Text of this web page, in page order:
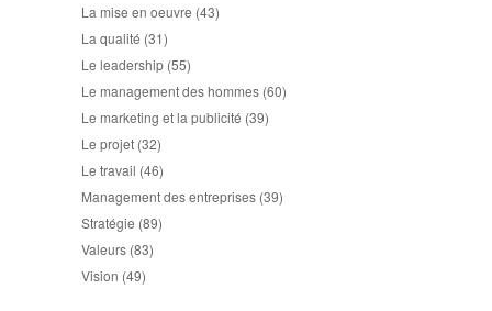
La mise en oeuvre (43)
La qualité (31)
Le leadership (55)
Le management des hommes (60)
Le marketing et la publicité (39)
Le projet (32)
Le travail (46)
Management des entreprises (39)
Stratégie (89)
Valeurs (83)
Vision (49)